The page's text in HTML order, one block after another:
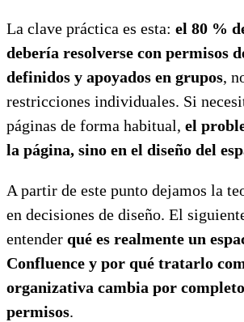
La clave práctica es esta: el 80 %
debería resolverse con permisos
definidos y apoyados en grupos,
restricciones individuales. Si
páginas de forma habitual, el
la página, sino en el diseño del
A partir de este punto dejamos la
en decisiones de diseño. El
entender qué es realmente un
Confluence y por qué tratarlo
organizativa cambia por
permisos.